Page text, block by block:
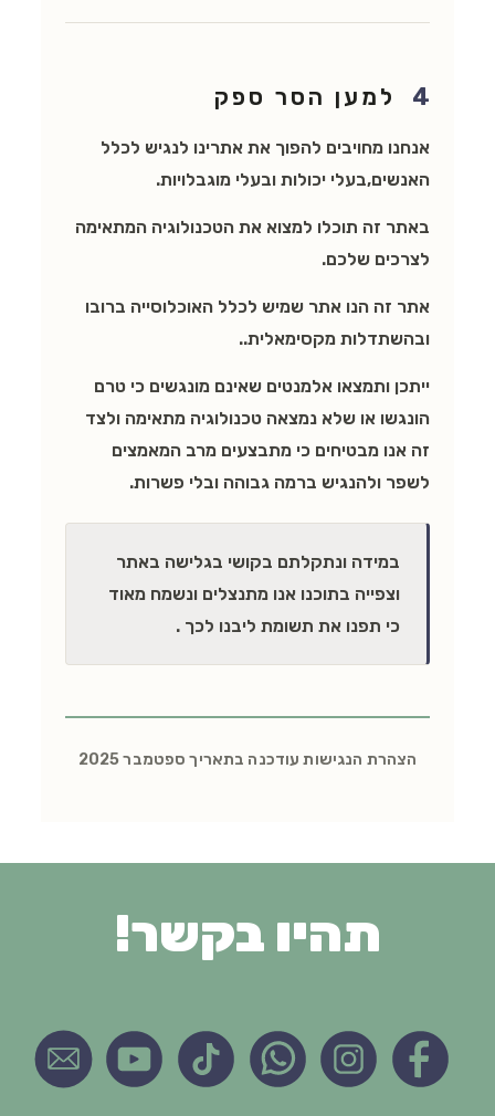
4 למען הסר ספק
אנחנו מחויבים להפוך את אתרינו לנגיש לכלל
האנשים,בעלי יכולות ובעלי מוגבלויות.
באתר זה תוכלו למצוא את הטכנולוגיה המתאימה
לצרכים שלכם.
אתר זה הנו אתר שמיש לכלל האוכלוסייה ברובו
ובהשתדלות מקסימאלית..
ייתכן ותמצאו אלמנטים שאינם מונגשים כי טרם
הונגשו או שלא נמצאה טכנולוגיה מתאימה ולצד
זה אנו מבטיחים כי מתבצעים מרב המאמצים
לשפר ולהנגיש ברמה גבוהה ובלי פשרות.
במידה ונתקלתם בקושי בגלישה באתר
וצפייה בתוכנו אנו מתנצלים ונשמח מאוד
כי תפנו את תשומת ליבנו לכך .
הצהרת הנגישות עודכנה בתאריך ספטמבר 2025
תהיו בקשר!